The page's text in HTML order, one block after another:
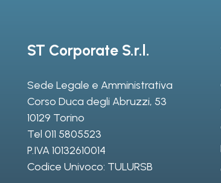
ST Corporate S.r.l.
Sede Legale e Amministrativa
Corso Duca degli Abruzzi, 53
10129 Torino
Tel 011 5805523
P.IVA 10132610014
Codice Univoco: TULURSB